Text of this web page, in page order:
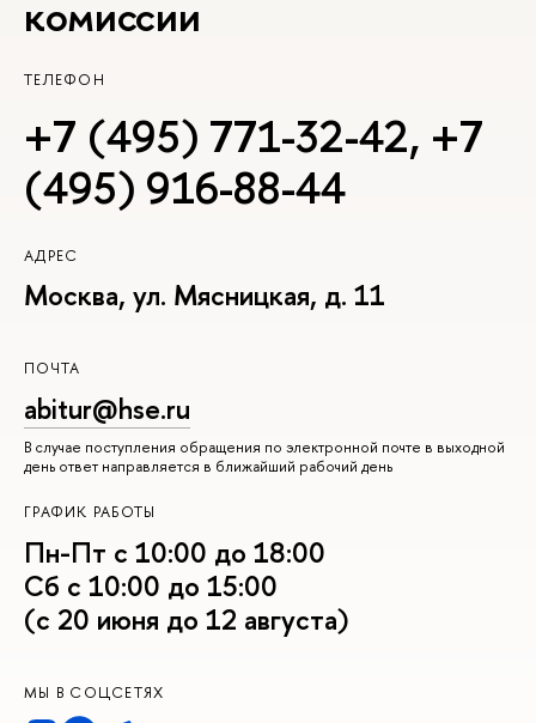
комиссии
ТЕЛЕФОН
+7 (495) 771-32-42, +7
(495) 916-88-44
АДРЕС
Москва, ул. Мясницкая, д. 11
ПОЧТА
abitur@hse.ru
В случае поступления обращения по электронной почте в выходной
день ответ направляется в ближайший рабочий день
ГРАФИК РАБОТЫ
Пн-Пт с 10:00 до 18:00
Сб с 10:00 до 15:00
(с 20 июня до 12 августа)
МЫ В СОЦСЕТЯХ